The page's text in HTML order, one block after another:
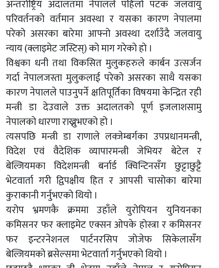
अन्तर्राष्ट्रिय अदालतमा नेपालले पहिलो पटक जलवायु
परिवर्तनको वर्तमान अवस्था र यसका कारण नेपालमा
परेको असरका बारेमा आफ्नो अवस्था दर्शाउँदै जलवायु
न्याय (क्लाइमेट जस्टिस्) को माग गरेको हो ।
विश्वका धनी तथा विकसित मुलुकहरुले कार्बन उत्सर्जन
गर्दा नेपालजस्ता मुलुकलाई परेको असरका साथै यसका
कारण नेपालले पाउनुपर्ने क्षतिपूर्तिका विषयमा केन्द्रित रही
मन्त्री डा देउवाले उक्त अदालतको पूर्ण इजलाशसामु
नेपालको धारणा राख्नुभएको हो ।
त्यसपछि मन्त्री डा राणाले लक्जेम्बर्गका उपप्रधानमन्त्री,
विदेश एवं वैदेशिक व्यापारमन्त्री जेभियर बेटेल र
बेल्जियमका विदेशमन्त्री बर्नार्ड क्विन्टिनसँग छुट्टाछुट्टै
भेटवार्ता गरी द्विपक्षीय हित र आपसी चासोका बारेमा
कुराकानी गर्नुभएको थियो ।
यरोप भ्रमणकै क्रममा उहाँले युरोपियन युनियनका
कमिसनर फर क्लाइमेट एक्सन ओपके होस्त्रा र कमिसनर
फर इन्टरनेशनल पार्टनरसिप जोजेफ सिकेलासँग
बेल्जियमको ब्रसेल्समा भेटवार्ता गर्नुभएको थियो ।